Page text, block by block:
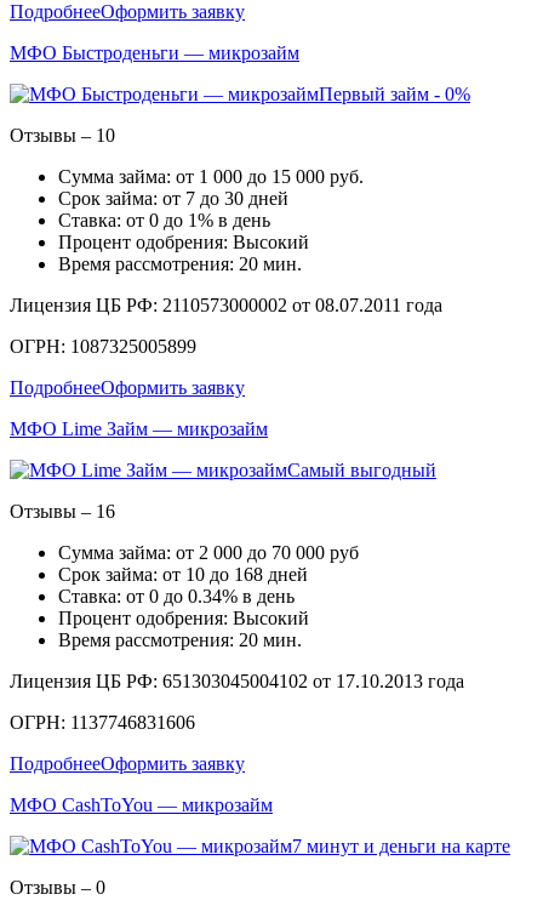
ПодробнееОформить заявку
МФО Быстроденьги — микрозайм
Первый займ - 0%
Отзывы – 10
Сумма займа: от 1 000 до 15 000 руб.
Срок займа: от 7 до 30 дней
Ставка: от 0 до 1% в день
Процент одобрения: Высокий
Время рассмотрения: 20 мин.
Лицензия ЦБ РФ: 2110573000002 от 08.07.2011 года
ОГРН: 1087325005899
ПодробнееОформить заявку
МФО Lime Займ — микрозайм
Самый выгодный
Отзывы – 16
Сумма займа: от 2 000 до 70 000 руб
Срок займа: от 10 до 168 дней
Ставка: от 0 до 0.34% в день
Процент одобрения: Высокий
Время рассмотрения: 20 мин.
Лицензия ЦБ РФ: 651303045004102 от 17.10.2013 года
ОГРН: 1137746831606
ПодробнееОформить заявку
МФО CashToYou — микрозайм
7 минут и деньги на карте
Отзывы – 0